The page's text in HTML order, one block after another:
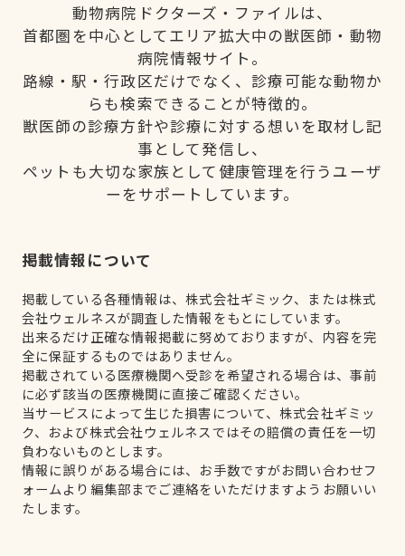
動物病院ドクターズ・ファイルは、
首都圏を中心としてエリア拡大中の獣医師・動物
病院情報サイト。
路線・駅・行政区だけでなく、診療可能な動物か
らも検索できることが特徴的。
獣医師の診療方針や診療に対する想いを取材し記
事として発信し、
ペットも大切な家族として健康管理を行うユーザ
ーをサポートしています。
掲載情報について
掲載している各種情報は、株式会社ギミック、または株式
会社ウェルネスが調査した情報をもとにしています。
出来るだけ正確な情報掲載に努めておりますが、内容を完
全に保証するものではありません。
掲載されている医療機関へ受診を希望される場合は、事前
に必ず該当の医療機関に直接ご確認ください。
当サービスによって生じた損害について、株式会社ギミッ
ク、および株式会社ウェルネスではその賠償の責任を一切
負わないものとします。
情報に誤りがある場合には、お手数ですがお問い合わせフ
ォームより編集部までご連絡をいただけますようお願いい
たします。